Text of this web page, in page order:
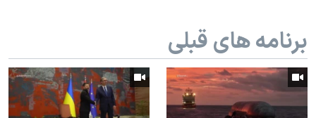
برنامه های قبلی